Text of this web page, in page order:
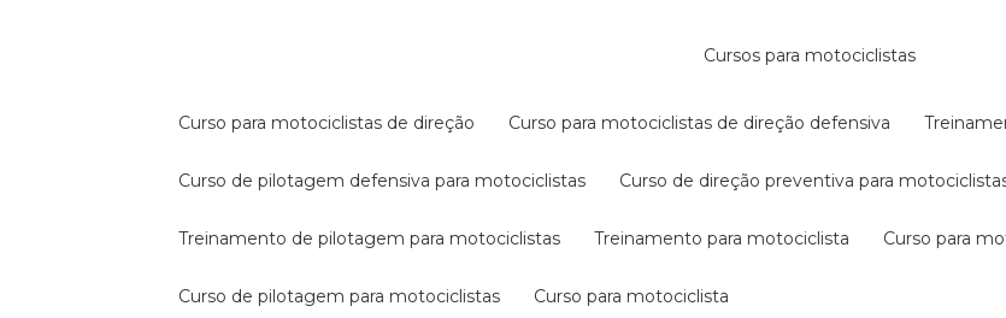
cursos para motociclistas
curso para motociclistas de direção curso para motociclistas de direção defensiva
curso de pilotagem defensiva para motociclistas curso de direção preventiva para
treinamento de pilotagem para motociclistas treinamento para motociclista curso para
curso de pilotagem para motociclistas curso para motociclista